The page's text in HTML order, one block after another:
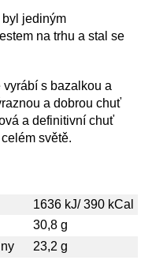
jediným
na trhu a stal se
s bazalkou a
a dobrou chuť
a definitivní chuť
světě.
1636 kJ/390 kCal
30,8 g
23,2 g